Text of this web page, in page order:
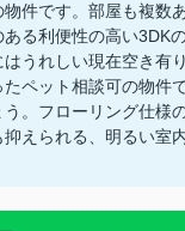
件です。部屋も複数
ある利便性の高い3DK
うれしい現在空き有
ペット相談可の物件
。フローリング仕様
抑えられる、明るい室